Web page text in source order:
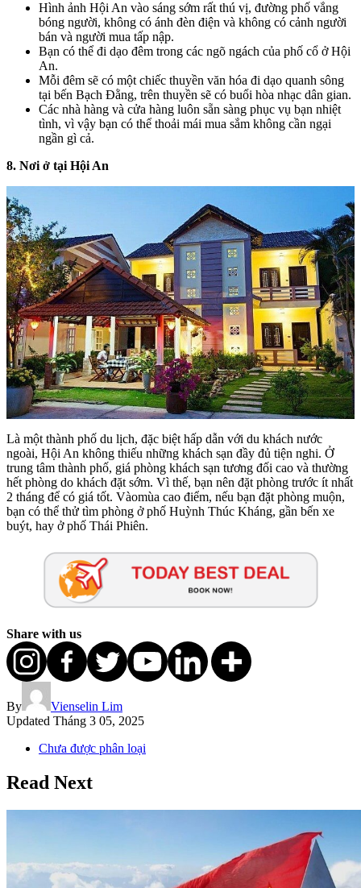
Hình ảnh Hội An vào sáng sớm rất thú vị, đường phố vắng
bóng người, không có ánh đèn điện và không có cảnh người
bán và người mua tấp nập.
Bạn có thể đi dạo đêm trong các ngõ ngách của phố cổ ở Hội
An.
Mỗi đêm sẽ có một chiếc thuyền văn hóa đi dạo quanh sông
tại bến Bạch Đằng, trên thuyền sẽ có buổi hòa nhạc dân gian.
Các nhà hàng và cửa hàng luôn sẵn sàng phục vụ bạn nhiệt
tình, vì vậy bạn có thể thoải mái mua sắm không cần ngại
ngần gì cả.
8. Nơi ở tại Hội An
Là một thành phố du lịch, đặc biệt hấp dẫn với du khách nước
ngoài, Hội An không thiếu những khách sạn đầy đủ tiện nghi. Ở
trung tâm thành phố, giá phòng khách sạn tương đối cao và thường
hết phòng do khách đặt sớm. Vì thế, bạn nên đặt phòng trước ít nhất
2 tháng để có giá tốt. Vàomùa cao điểm, nếu bạn đặt phòng muộn,
bạn có thể thử tìm phòng ở phố Huỳnh Thúc Kháng, gần bến xe
buýt, hay ở phố Thái Phiên.
Share with us
By
Vienselin Lim
Updated Tháng 3 05, 2025
Chưa được phân loại
Read Next